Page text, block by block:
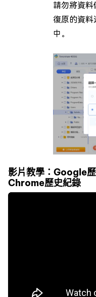
請勿將資
復原的資
中。
影片教學：Google
Chrome歷史紀錄